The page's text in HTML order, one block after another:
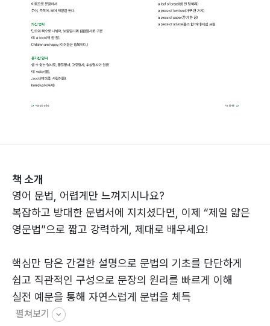
책 소개
영어 문법, 어렵게만 느껴지시나요?
복잡하고 방대한 문법서에 지치셨다면, 이제 “제일 얇은
영문법”으로 짧고 강력하게, 제대로 배우세요!
핵심만 담은 간결한 설명으로 문법의 기초를 단단하게
쉽고 직관적인 구성으로 문장의 원리를 빠르게 이해
실전 예문을 통해 자연스럽게 문법을 체득
펼쳐보기